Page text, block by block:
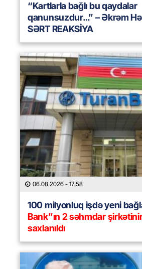
“Kartlarla bağlı bu qaydalar
qanunsuzdur…” – Əkrəm
SƏRT REAKSİYA
06.08.2026 - 17:58
100 milyonluq işdə yeni
Bank”ın 2 səhmdar
saxlanıldı